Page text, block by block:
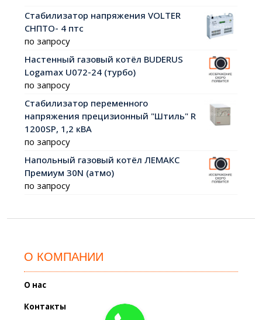
Стабилизатор напряжения VOLTER
СНПТО- 4 птс
по запросу
Настенный газовый котёл BUDERUS
Logamax U072-24 (турбо)
по запросу
Стабилизатор переменного
напряжения прецизионный "Штиль" R
1200SР, 1,2 кВА
по запросу
Напольный газовый котёл ЛЕМАКС
Премиум 30N (атмо)
по запросу
О КОМПАНИИ
О нас
Контакты